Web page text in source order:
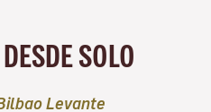
SOLO
Levante